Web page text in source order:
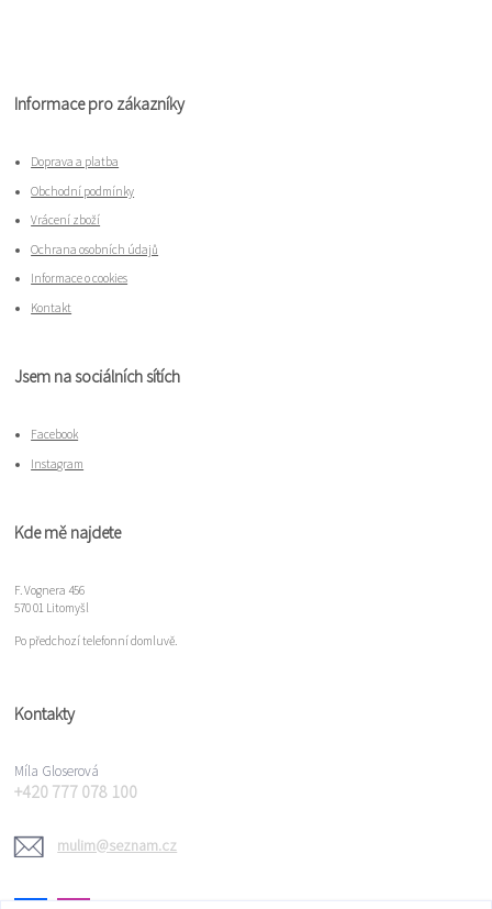
Informace pro zákazníky
Doprava a platba
Obchodní podmínky
Vrácení zboží
Ochrana osobních údajů
Informace o cookies
Kontakt
Jsem na sociálních sítích
Facebook
Instagram
Kde mě najdete
F. Vognera 456
570 01 Litomyšl
Po předchozí telefonní domluvě.
Kontakty
Míla Gloserová
+420 777 078 100
mulim@seznam.cz